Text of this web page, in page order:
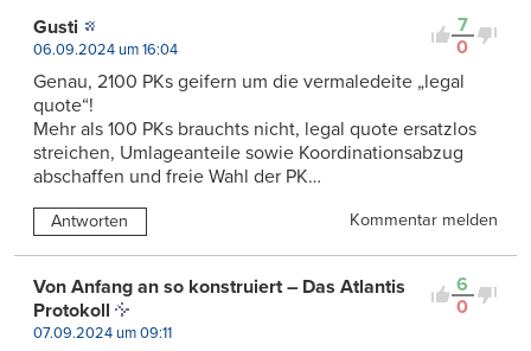
7
0
Gusti
06.09.2024 um 16:04
Genau, 2100 PKs geifern um die vermaledeite „legal
quote“!
Mehr als 100 PKs brauchts nicht, legal quote ersatzlos
streichen, Umlageanteile sowie Koordinationsabzug
abschaffen und freie Wahl der PK…
Antworten Kommentar melden
6
0
Von Anfang an so konstruiert – Das Atlantis
Protokoll
07.09.2024 um 09:11